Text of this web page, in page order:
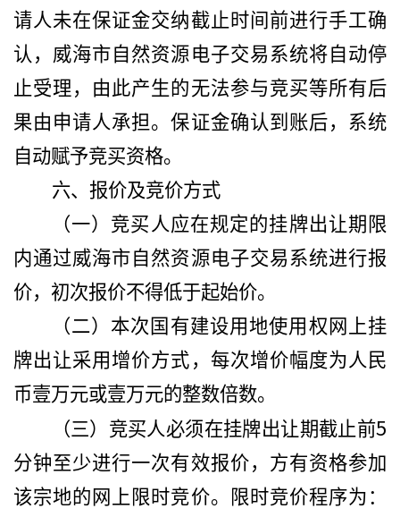
请人未在保证金交纳截止时间前进行手工确
认，威海市自然资源电子交易系统将自动停
止受理，由此产生的无法参与竞买等所有后
果由申请人承担。保证金确认到账后，系统
自动赋予竞买资格。
六、报价及竞价方式
（一）竞买人应在规定的挂牌出让期限
内通过威海市自然资源电子交易系统进行报
价，初次报价不得低于起始价。
（二）本次国有建设用地使用权网上挂
牌出让采用增价方式，每次增价幅度为人民
币壹万元或壹万元的整数倍数。
（三）竞买人必须在挂牌出让期截止前5
分钟至少进行一次有效报价，方有资格参加
该宗地的网上限时竞价。限时竞价程序为：